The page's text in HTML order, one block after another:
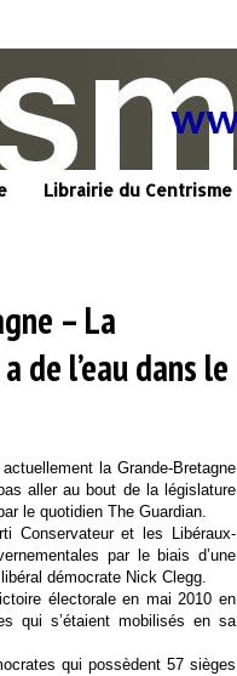
Librairie du Centrisme
– La
de l’eau dans le
la Grande-Bretagne
aller au bout de la législature
le quotidien The Guardian.
Conservateur et les Libéraux-
par le biais d’une
démocrate Nick Clegg.
électorale en mai 2010 en
qui s’étaient mobilisés en sa
qui possèdent 57 sièges